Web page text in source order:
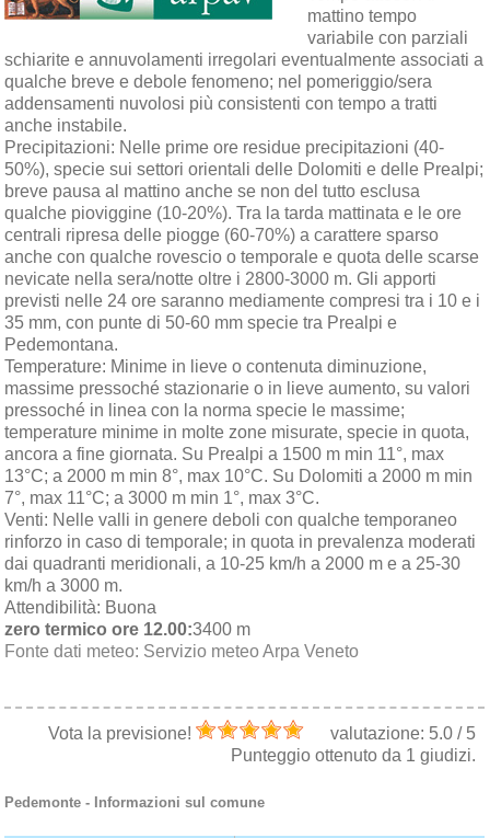
mattino tempo
variabile con parziali
schiarite e annuvolamenti irregolari eventualmente associati a
qualche breve e debole fenomeno; nel pomeriggio/sera
addensamenti nuvolosi più consistenti con tempo a tratti
anche instabile.
Precipitazioni: Nelle prime ore residue precipitazioni (40-
50%), specie sui settori orientali delle Dolomiti e delle Prealpi;
breve pausa al mattino anche se non del tutto esclusa
qualche pioviggine (10-20%). Tra la tarda mattinata e le ore
centrali ripresa delle piogge (60-70%) a carattere sparso
anche con qualche rovescio o temporale e quota delle scarse
nevicate nella sera/notte oltre i 2800-3000 m. Gli apporti
previsti nelle 24 ore saranno mediamente compresi tra i 10 e i
35 mm, con punte di 50-60 mm specie tra Prealpi e
Pedemontana.
Temperature: Minime in lieve o contenuta diminuzione,
massime pressoché stazionarie o in lieve aumento, su valori
pressoché in linea con la norma specie le massime;
temperature minime in molte zone misurate, specie in quota,
ancora a fine giornata. Su Prealpi a 1500 m min 11°, max
13°C; a 2000 m min 8°, max 10°C. Su Dolomiti a 2000 m min
7°, max 11°C; a 3000 m min 1°, max 3°C.
Venti: Nelle valli in genere deboli con qualche temporaneo
rinforzo in caso di temporale; in quota in prevalenza moderati
dai quadranti meridionali, a 10-25 km/h a 2000 m e a 25-30
km/h a 3000 m.
Attendibilità: Buona
zero termico ore 12.00:3400 m
Fonte dati meteo: Servizio meteo Arpa Veneto
Vota la previsione! valutazione: 5.0/ 5
Punteggio ottenuto da 1 giudizi.
Pedemonte - Informazioni sul comune